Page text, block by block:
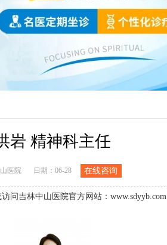
岩 精神科主任
医院 日期：06-28 在线咨询
问吉林中山医院官方网站：www.sdyyb.com